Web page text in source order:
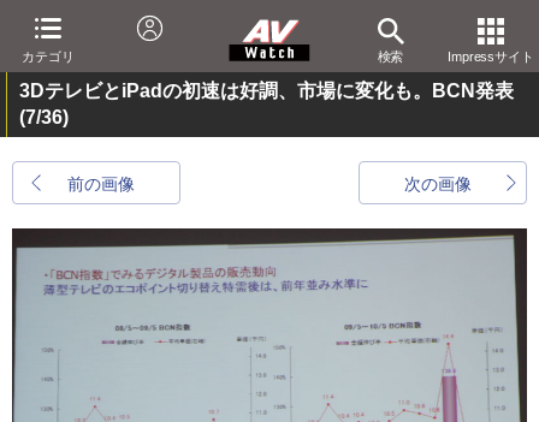
カテゴリ 検索 Impressサイト
3DテレビとiPadの初速は好調、市場に変化も。BCN発表
(7/36)
前の画像 次の画像